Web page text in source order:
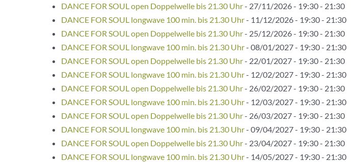
DANCE FOR SOUL open Doppelwelle bis 21.30 Uhr- 27/11/2026 - 19:30 - 21:30
DANCE FOR SOUL longwave 100 min. bis 21.30 Uhr- 11/12/2026 - 19:30 - 21:30
DANCE FOR SOUL open Doppelwelle bis 21.30 Uhr- 25/12/2026 - 19:30 - 21:30
DANCE FOR SOUL longwave 100 min. bis 21.30 Uhr- 08/01/2027 - 19:30 - 21:30
DANCE FOR SOUL open Doppelwelle bis 21.30 Uhr- 22/01/2027 - 19:30 - 21:30
DANCE FOR SOUL longwave 100 min. bis 21.30 Uhr- 12/02/2027 - 19:30 - 21:30
DANCE FOR SOUL open Doppelwelle bis 21.30 Uhr- 26/02/2027 - 19:30 - 21:30
DANCE FOR SOUL longwave 100 min. bis 21.30 Uhr- 12/03/2027 - 19:30 - 21:30
DANCE FOR SOUL open Doppelwelle bis 21.30 Uhr- 26/03/2027 - 19:30 - 21:30
DANCE FOR SOUL longwave 100 min. bis 21.30 Uhr- 09/04/2027 - 19:30 - 21:30
DANCE FOR SOUL open Doppelwelle bis 21.30 Uhr- 23/04/2027 - 19:30 - 21:30
DANCE FOR SOUL longwave 100 min. bis 21.30 Uhr- 14/05/2027 - 19:30 - 21:30